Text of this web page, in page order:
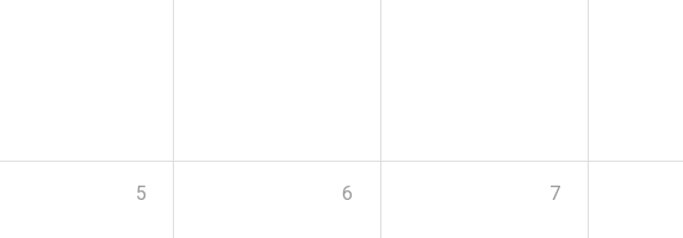
5 6 7